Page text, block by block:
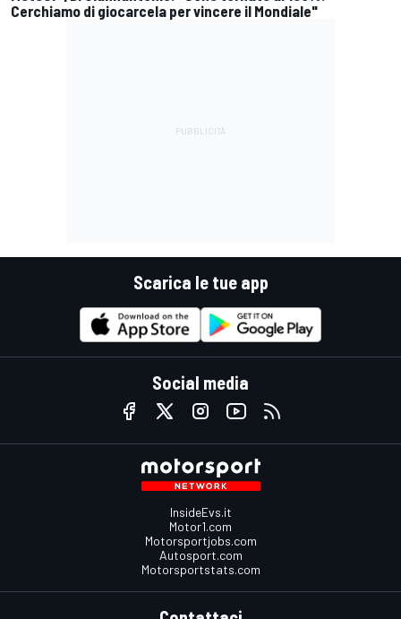
Cerchiamo di giocarcela per vincere il Mondiale"
Scarica le tue app
Social media
InsideEvs.it
Motor1.com
Motorsportjobs.com
Autosport.com
Motorsportstats.com